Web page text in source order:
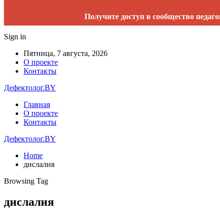
Получите доступ в сообщество
Sign in
Пятница, 7 августа, 2026
О проекте
Контакты
Дефектолог.BY
Главная
О проекте
Контакты
Дефектолог.BY
Home
дислалия
Browsing Tag
дислалия